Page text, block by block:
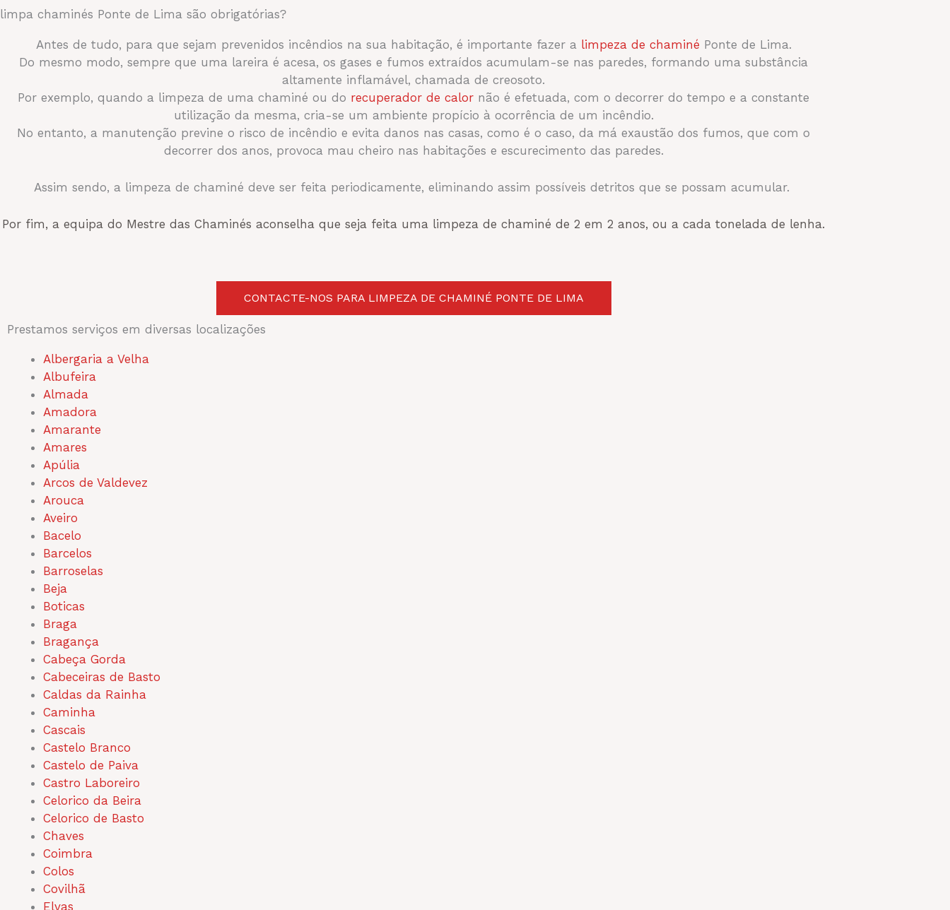
limpa chaminés Ponte de Lima são obrigatórias?
Antes de tudo, para que sejam prevenidos incêndios na sua habitação, é importante fazer a limpeza de chaminé Ponte de Lima.
Do mesmo modo, sempre que uma lareira é acesa, os gases e fumos extraídos acumulam-se nas paredes, formando uma substância
altamente inflamável, chamada de creosoto.
Por exemplo, quando a limpeza de uma chaminé ou do recuperador de calor não é efetuada, com o decorrer do tempo e a constante
utilização da mesma, cria-se um ambiente propício à ocorrência de um incêndio.
No entanto, a manutenção previne o risco de incêndio e evita danos nas casas, como é o caso, da má exaustão dos fumos, que com o
decorrer dos anos, provoca mau cheiro nas habitações e escurecimento das paredes.
Assim sendo, a limpeza de chaminé deve ser feita periodicamente, eliminando assim possíveis detritos que se possam acumular.
Por fim, a equipa do Mestre das Chaminés aconselha que seja feita uma limpeza de chaminé de 2 em 2 anos, ou a cada tonelada de lenha.
CONTACTE-NOS PARA LIMPEZA DE CHAMINÉ PONTE DE LIMA
Prestamos serviços em diversas localizações
Albergaria a Velha
Albufeira
Almada
Amadora
Amarante
Amares
Apúlia
Arcos de Valdevez
Arouca
Aveiro
Bacelo
Barcelos
Barroselas
Beja
Boticas
Braga
Bragança
Cabeça Gorda
Cabeceiras de Basto
Caldas da Rainha
Caminha
Cascais
Castelo Branco
Castelo de Paiva
Castro Laboreiro
Celorico da Beira
Celorico de Basto
Chaves
Coimbra
Colos
Covilhã
Elvas